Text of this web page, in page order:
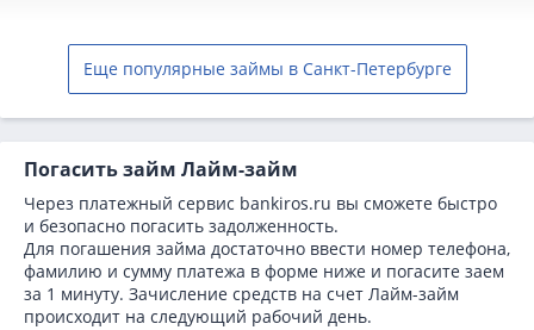
Еще популярные займы в Санкт-Петербурге
Погасить займ Лайм-займ
Через платежный сервис bаnkiros.ru вы сможете быстро
и безопасно погасить задолженность.
Для погашения займа достаточно ввести номер телефона,
фамилию и сумму платежа в форме ниже и погасите заем
за 1 минуту. Зачисление средств на счет Лайм-займ
происходит на следующий рабочий день.